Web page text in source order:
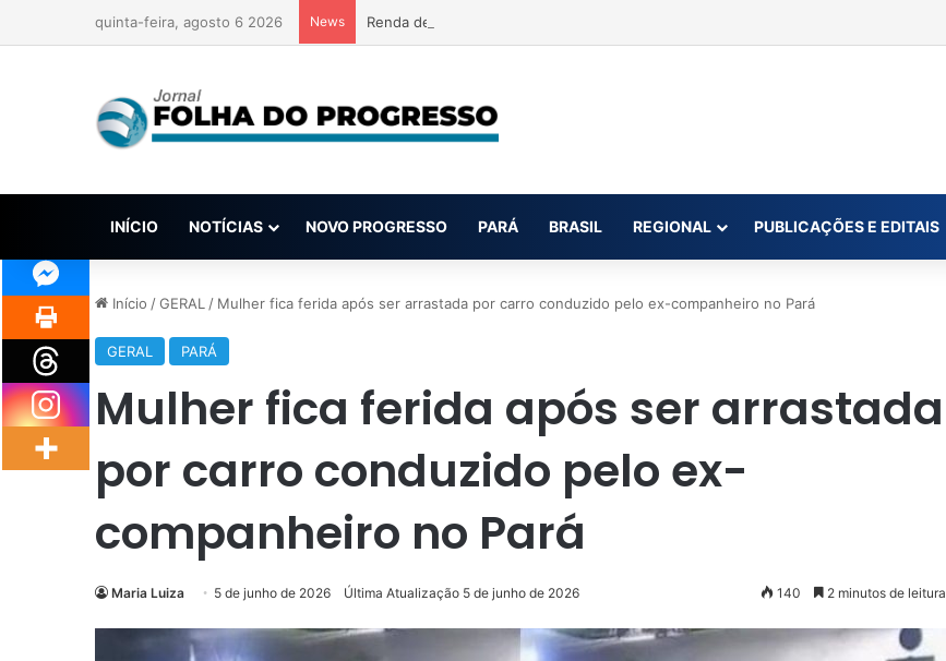
quinta-feira, agosto 6 2026 News Renda de apostas na conta da mãe faz estudante perder bolsa do Prouni
INÍCIO NOTÍCIAS NOVO PROGRESSO PARÁ BRASIL REGIONAL PUBLICAÇÕES E EDITAIS
Início /GERAL / Mulher fica ferida após ser arrastada por carro conduzido pelo ex-companheiro no Pará
GERAL PARÁ
Mulher fica ferida após ser arrastada
por carro conduzido pelo ex-
companheiro no Pará
Maria Luiza 5 de junho de 2026 Última Atualização 5 de junho de 2026 140 2 minutos de leitura